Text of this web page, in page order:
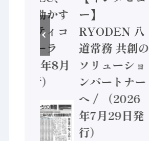
安全に動かす
セーフティコ
ントローラ
（2026年8月
5日発行）
ー】
RYODEN 八
道常務 共創の
ソリューショ
ンパートナー
へ / （2026
年7月29日発
行）